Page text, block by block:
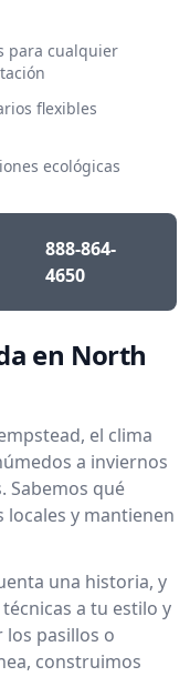
para cualquier
flexibles
ecológicas
888-864-
4650
en North
el clima
a inviernos
Sabemos qué
locales y mantienen
una historia, y
a tu estilo y
los pasillos o
construimos